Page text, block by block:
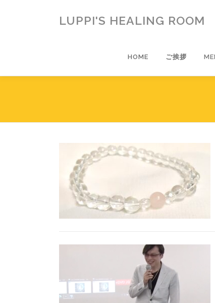
ス
LUPPI'S HEALING ROOM
HOME ご挨拶